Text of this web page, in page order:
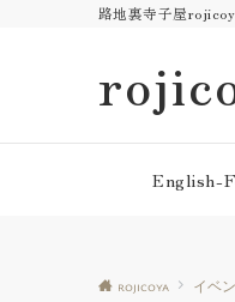
路地裏寺子屋
English-
rojicoya イベ